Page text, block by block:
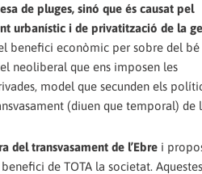
de pluges, sinó que és causat pel
urbanístic i de privatització de la
benefici econòmic per sobre del bé
neoliberal que ens imposen les
model que secunden els
(diuen que temporal) de
del transvasament de l’Ebre i
de TOTA la societat.